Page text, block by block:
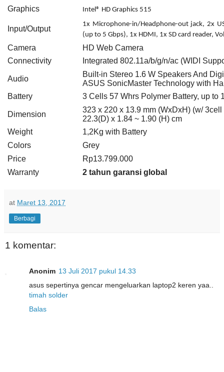
Graphics
Intel® HD Graphics 515
Input/Output
1x Microphone-in/Headphone-out jack, 2x
(up to 5 Gbps), 1x HDMI, 1x SD card reader,
Camera
HD Web Camera
Connectivity
Integrated 802.11a/b/g/n/ac (WIDI
Audio
Built-in Stereo 1.6 W Speakers And
ASUS SonicMaster Technology with
Battery
3 Cells 57 Whrs Polymer Battery, up to
Dimension
323 x 220 x 13.9 mm (WxDxH) (w/ 3cell
22.3(D) x 1.84 ~ 1.90 (H) cm
Weight
1,2Kg with Battery
Colors
Grey
Price
Rp13.799.000
Warranty
2 tahun garansi global
at Maret 13, 2017
Berbagi
1 komentar:
Anonim 13 Juli 2017 pukul 14.33
asus sepertinya gencar mengeluarkan laptop2 keren yaa..
timah solder
Balas